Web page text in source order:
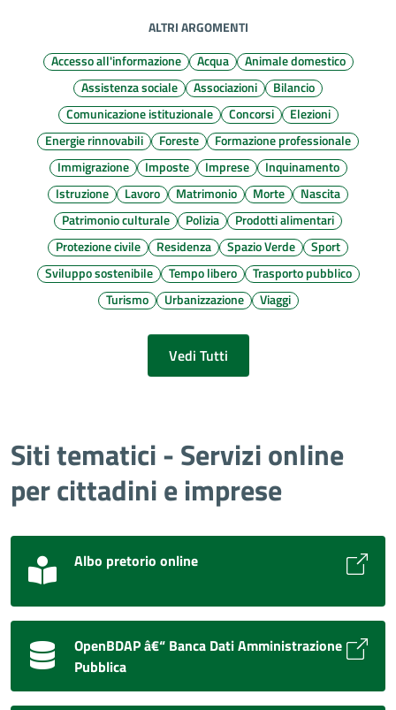
ALTRI ARGOMENTI
Accesso all'informazione
Acqua
Animale domestico
Assistenza sociale
Associazioni
Bilancio
Comunicazione istituzionale
Concorsi
Elezioni
Energie rinnovabili
Foreste
Formazione professionale
Immigrazione
Imposte Imprese
Inquinamento
Istruzione
Lavoro Matrimonio Morte
Nascita
Patrimonio culturale
Polizia
Prodotti alimentari
Protezione civile
Residenza Spazio Verde
Sport
Sviluppo sostenibile
Tempo libero
Trasporto pubblico
Turismo
Urbanizzazione Viaggi
Vedi Tutti
Siti tematici - Servizi online
per cittadini e imprese
Albo pretorio online
OpenBDAP â€“ Banca Dati Amministrazione
Pubblica